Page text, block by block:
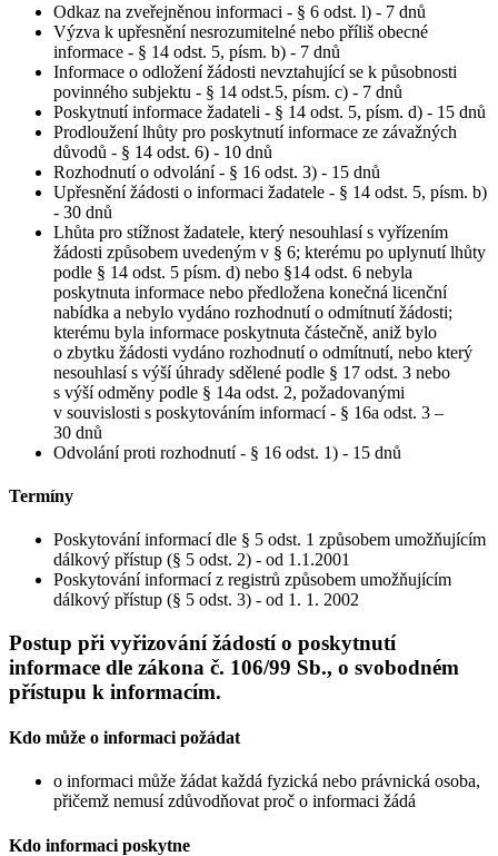
Odkaz na zveřejněnou informaci - § 6 odst. l) - 7 dnů
Výzva k upřesnění nesrozumitelné nebo příliš obecné
informace - § 14 odst. 5, písm. b) - 7 dnů
Informace o odložení žádosti nevztahující se k působnosti
povinného subjektu - § 14 odst.5, písm. c) - 7 dnů
Poskytnutí informace žadateli - § 14 odst. 5, písm. d) - 15 dnů
Prodloužení lhůty pro poskytnutí informace ze závažných
důvodů - § 14 odst. 6) - 10 dnů
Rozhodnutí o odvolání - § 16 odst. 3) - 15 dnů
Upřesnění žádosti o informaci žadatele - § 14 odst. 5, písm. b)
- 30 dnů
Lhůta pro stížnost žadatele, který nesouhlasí s vyřízením
žádosti způsobem uvedeným v § 6; kterému po uplynutí lhůty
podle § 14 odst. 5 písm. d) nebo §14 odst. 6 nebyla
poskytnuta informace nebo předložena konečná licenční
nabídka a nebylo vydáno rozhodnutí o odmítnutí žádosti;
kterému byla informace poskytnuta částečně, aniž bylo
o zbytku žádosti vydáno rozhodnutí o odmítnutí, nebo který
nesouhlasí s výší úhrady sdělené podle § 17 odst. 3 nebo
s výší odměny podle § 14a odst. 2, požadovanými
v souvislosti s poskytováním informací - § 16a odst. 3 –
30 dnů
Odvolání proti rozhodnutí - § 16 odst. 1) - 15 dnů
Termíny
Poskytování informací dle § 5 odst. 1 způsobem umožňujícím
dálkový přístup (§ 5 odst. 2) - od 1.1.2001
Poskytování informací z registrů způsobem umožňujícím
dálkový přístup (§ 5 odst. 3) - od 1. 1. 2002
Postup při vyřizování žádostí o poskytnutí
informace dle zákona č. 106/99 Sb., o svobodném
přístupu k informacím.
Kdo může o informaci požádat
o informaci může žádat každá fyzická nebo právnická osoba,
přičemž nemusí zdůvodňovat proč o informaci žádá
Kdo informaci poskytne